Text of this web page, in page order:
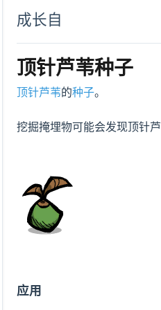
成长自
顶针芦苇种子
顶针芦苇的种子。
挖掘掩埋物可能会发现顶针
应用